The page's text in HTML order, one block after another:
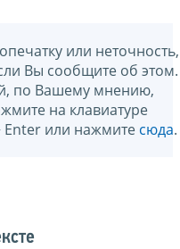
или неточность,
Вы сообщите об этом.
по Вашему мнению,
на клавиатуре
или нажмите сюда.